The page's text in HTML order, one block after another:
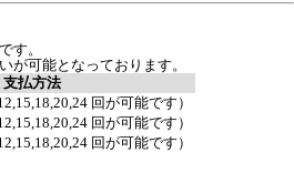
す。
が可能となっております。
支払方法
回が可能です）
回が可能です）
回が可能です）